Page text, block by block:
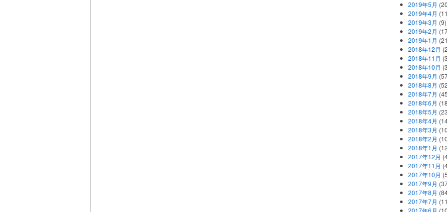
2019年5月
2019年4月
2019年3月 (9)
2019年2月
2019年1月
2018年12月
2018年11月
2018年10月
2018年9月
2018年8月
2018年7月
2018年6月
2018年5月
2018年4月
2018年3月
2018年2月
2018年1月
2017年12月
2017年11月
2017年10月
2017年9月
2017年8月
2017年7月
2017年6月